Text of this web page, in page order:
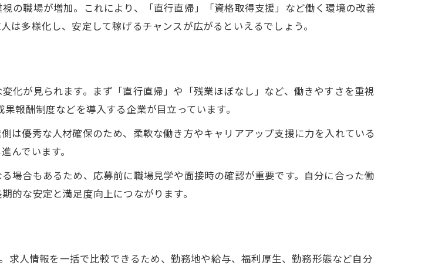
やばい仕事という噂の真相に迫る
る電気工事求人の現実的評価
人が狙い目な理由
人手不足が続く業界背景を解説
工事求人条件に与える好影響
有利な転職時期を見極める方法
用で電気工事求人を広く探すコツ
安定雇用が期待できる理由とは
入を実現する方法
給与体系と手当の実態を知る
工事求人の収入アップを目指す
の職場が増加。これにより、「直行直帰」「資格取得支援」など働く環境の改善
多様化し、安定して稼げるチャンスが広がるといえるでしょう。
化が見られます。まず「直行直帰」や「残業ほぼなし」など、働きやすさを重視
報酬制度などを導入する企業が目立っています。
は優秀な人材確保のため、柔軟な働き方やキャリアアップ支援に力を入れている
んでいます。
場合もあるため、応募前に職場見学や面接時の確認が重要です。自分に合った働
的な安定と満足度向上につながります。
求人情報を一括で比較できるため、勤務地や給与、福利厚生、勤務形態など自分